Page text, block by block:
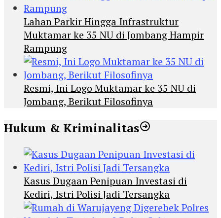
Lahan Parkir Hingga Infrastruktur
Muktamar ke 35 NU di Jombang Hampir
Rampung
Resmi, Ini Logo Muktamar ke 35 NU di
Jombang, Berikut Filosofinya
Hukum & Kriminalitas
Kasus Dugaan Penipuan Investasi di
Kediri, Istri Polisi Jadi Tersangka